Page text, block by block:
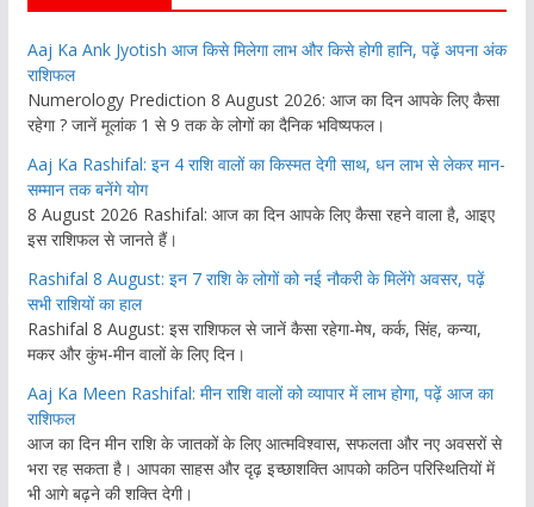
Aaj Ka Ank Jyotish आज किसे मिलेगा लाभ और किसे होगी हानि, पढ़ें अपना अंक
राशिफल
Numerology Prediction 8 August 2026: आज का दिन आपके लिए कैसा
रहेगा ? जानें मूलांक 1 से 9 तक के लोगों का दैनिक भविष्यफल।
Aaj Ka Rashifal: इन 4 राशि वालों का किस्मत देगी साथ, धन लाभ से लेकर मान-
सम्मान तक बनेंगे योग
8 August 2026 Rashifal: आज का दिन आपके लिए कैसा रहने वाला है, आइए
इस राशिफल से जानते हैं।
Rashifal 8 August: इन 7 राशि के लोगों को नई नौकरी के मिलेंगे अवसर, पढ़ें
सभी राशियों का हाल
Rashifal 8 August: इस राशिफल से जानें कैसा रहेगा-मेष, कर्क, सिंह, कन्या,
मकर और कुंभ-मीन वालों के लिए दिन।
Aaj Ka Meen Rashifal: मीन राशि वालों को व्यापार में लाभ होगा, पढ़ें आज का
राशिफल
आज का दिन मीन राशि के जातकों के लिए आत्मविश्वास, सफलता और नए अवसरों से
भरा रह सकता है। आपका साहस और दृढ़ इच्छाशक्ति आपको कठिन परिस्थितियों में
भी आगे बढ़ने की शक्ति देगी।